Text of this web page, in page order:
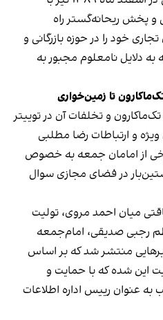
و پخش ریحانه‌گستر راه
خود را در حوزه بازرگانی و
دلایل نامعلوم مجبور به
تا زمین‌خواری
و تخلفات آن در توییتر
و ارتباطات رضا مطلبی
از امامان جمعه‌ به خصوص
در فضای مجازی سوال
میان احمد مروی، تولیت
رجبی صدیقی، امام‌جمعه
منتشر شد که بر اساس
این شده که با حمایت و
عنوان رییس اداره اطلاعات